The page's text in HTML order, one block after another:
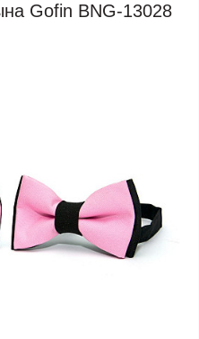
Gofin BNG-13028